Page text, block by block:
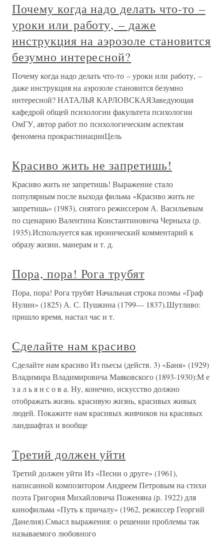
Почему когда надо делать что-то –
уроки или работу, – даже
инструкция на аэрозоле становится
безумно интересной?
Почему когда надо делать что-то – уроки или работу, –
даже инструкция на аэрозоле становится безумно
интересной? НАТАЛЬЯ КАРЛОВСКАЯЗаведующая
кафедрой общей психологии факультета психологии
ОмГУ, автор работ по психологическим аспектам
феномена прокрастинацииЦель
Красиво жить не запретишь!
Красиво жить не запретишь! Выражение стало
популярным после выхода фильма «Красиво жить не
запретишь» (1983), снятого режиссером А. Васильевым
по сценарию Валентина Константиновича Черныха (р.
1935).Используется как иронический комментарий к
образу жизни, манерам и т. д.
Пора, пора! Рога трубят
Пора, пора! Рога трубят Начальная строка поэмы «Граф
Нулин» (1825) А. С. Пушкина (1799— 1837).Шутливо:
пришло время, настал час и т.
Сделайте нам красиво
Сделайте нам красиво Из пьесы (действ. 3) «Баня» (1929)
Владимира Владимировича Маяковского (1893-1930):М е
з а л ь я н с о в а. Ну, конечно, искусство должно
отображать жизнь. красивую жизнь, красивых живых
людей. Покажите нам красивых живчиков на красивых
ландшафтах и вообще
Третий должен уйти
Третий должен уйти Из «Песни о друге» (1961),
написанной композитором Андреем Петровым на стихи
поэта Григория Михайловича Поженяна (р. 1922) для
кинофильма «Путь к причалу» (1962, режиссер Георгий
Данелия).Смысл выражения: о решении проблемы так
называемого любовного